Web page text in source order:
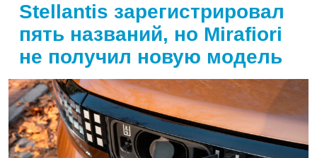
Stellantis зарегистрировал
пять названий, но Mirafiori
не получил новую модель